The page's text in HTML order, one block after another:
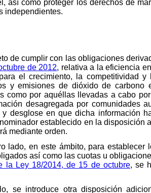
así como proteger los derechos de
independientes.
de cumplir con las obligaciones
de 2012, relativa a la eficiencia
el crecimiento, la competitividad
y emisiones de dióxido de carbono
como por aquéllas llevadas a cabo
desagregada por comunidades
y desglose en que dicha información
establecido en la disposición
mediante orden.
lado, en este ámbito, para
así como las cuotas u
la Ley 18/2014, de 15 de octubre, se
se introduce otra disposición